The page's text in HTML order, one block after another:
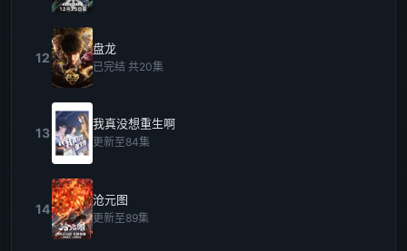
12
盘龙
已完结 共20集
13
我真没想重生啊
更新至84集
14
沧元图
更新至89集